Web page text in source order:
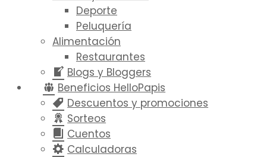
Deporte
Peluquería
Alimentación
Restaurantes
Blogs y Bloggers
Beneficios HelloPapis
Descuentos y promociones
Sorteos
Cuentos
Calculadoras